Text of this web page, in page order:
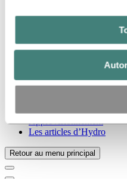
À propos
Les industries qui
Belgique
Pays-Bas
Approvisionnement
Les articles d’Hydro
Retour au menu principal